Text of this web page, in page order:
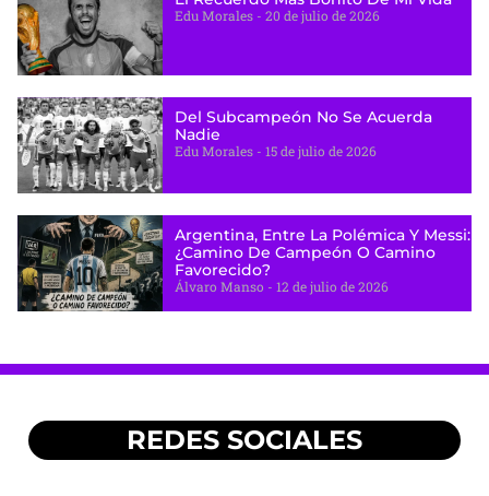
Edu Morales 20 de julio de 2026
Del Subcampeón No Se Acuerda
Nadie
Edu Morales 15 de julio de 2026
Argentina, Entre La Polémica Y Messi:
¿camino De Campeón O Camino
Favorecido?
Álvaro Manso 12 de julio de 2026
REDES SOCIALES